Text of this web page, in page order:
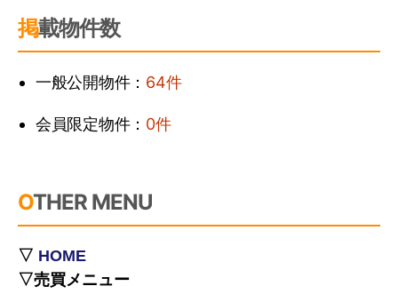
掲載物件数
一般公開物件： 64件
会員限定物件： 0件
OTHER MENU
▽ HOME
▽売買メニュー